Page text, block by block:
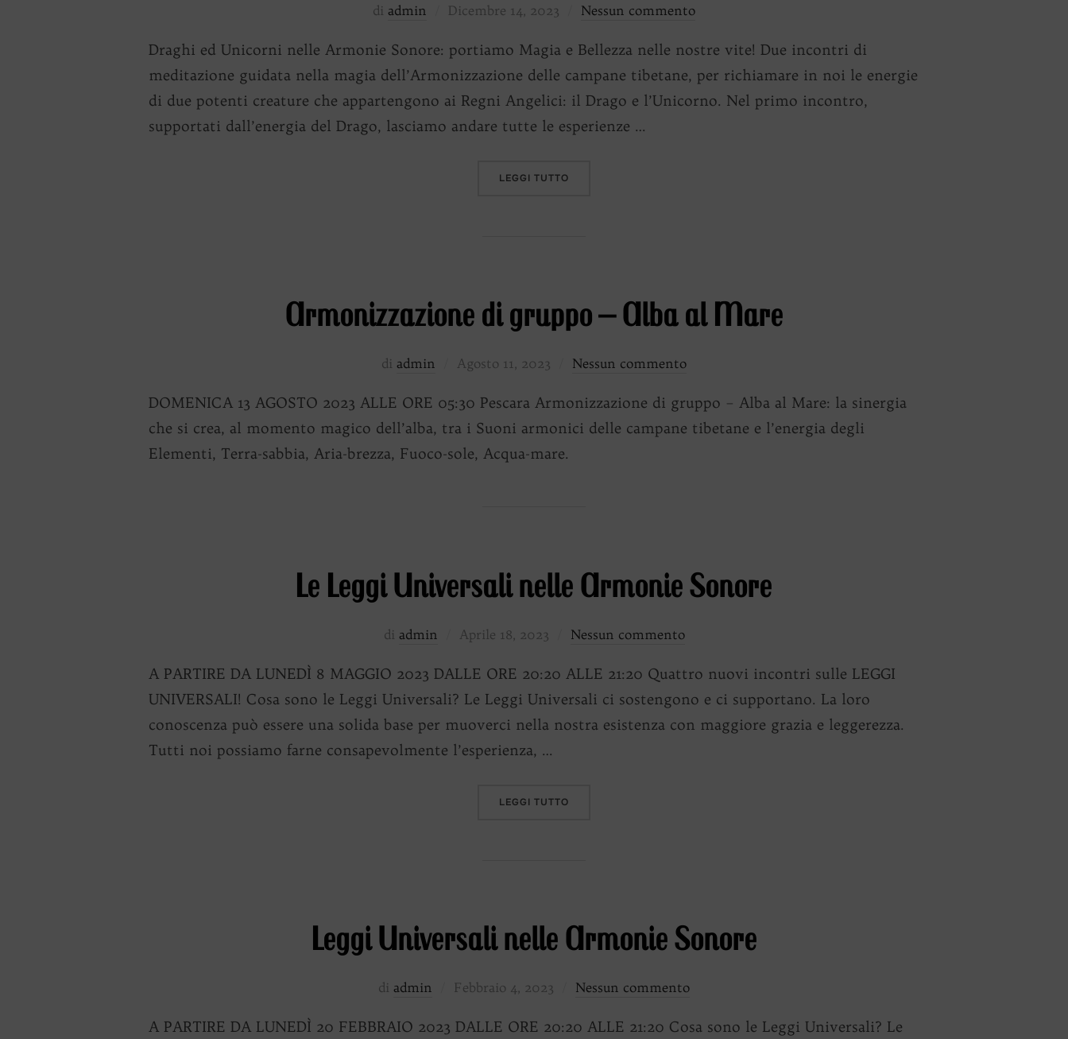
di admin
Pubblicato
Dicembre 14, 2023 Nessun commento
Draghi ed Unicorni nelle Armonie Sonore: portiamo Magia e Bellezza nelle nostre vite! Due incontri di
meditazione guidata nella magia dell’Armonizzazione delle campane tibetane, per richiamare in noi le energie
di due potenti creature che appartengono ai Regni Angelici: il Drago e l’Unicorno. Nel primo incontro,
supportati dall’energia del Drago, lasciamo andare tutte le esperienze …
LEGGI TUTTO
Armonizzazione di gruppo – Alba al Mare
di admin
Pubblicato
Agosto 11, 2023 Nessun commento
DOMENICA 13 AGOSTO 2023 ALLE ORE 05:30 Pescara Armonizzazione di gruppo – Alba al Mare: la sinergia
che si crea, al momento magico dell’alba, tra i Suoni armonici delle campane tibetane e l’energia degli
Elementi, Terra-sabbia, Aria-brezza, Fuoco-sole, Acqua-mare.
Le Leggi Universali nelle Armonie Sonore
di admin
Pubblicato
Aprile 18, 2023 Nessun commento
A PARTIRE DA LUNEDÌ 8 MAGGIO 2023 DALLE ORE 20:20 ALLE 21:20 Quattro nuovi incontri sulle LEGGI
UNIVERSALI! Cosa sono le Leggi Universali? Le Leggi Universali ci sostengono e ci supportano. La loro
conoscenza può essere una solida base per muoverci nella nostra esistenza con maggiore grazia e leggerezza.
Tutti noi possiamo farne consapevolmente l’esperienza, …
LEGGI TUTTO
Leggi Universali nelle Armonie Sonore
di admin
Pubblicato
Febbraio 4, 2023 Nessun commento
A PARTIRE DA LUNEDÌ 20 FEBBRAIO 2023 DALLE ORE 20:20 ALLE 21:20 Cosa sono le Leggi Universali? Le